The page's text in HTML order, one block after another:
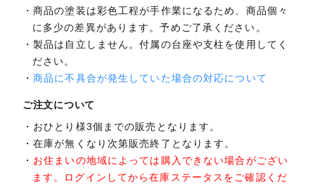
商品の塗装は彩色工程が手作業になるため、商品個々
に多少の差異があります。予めご了承ください。
製品は自立しません。付属の台座や支柱を使用してく
ださい。
商品に不具合が発生していた場合の対応について
ご注文について
おひとり様3個までの販売となります。
在庫が無くなり次第販売終了となります。
お住まいの地域によっては購入できない場合がござい
ます。ログインしてから在庫ステータスをご確認くだ